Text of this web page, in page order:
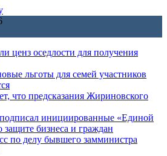
ценз оседлости для получения
льготы для семей участников
что предсказания Жириновского
инициированные «Единой
защите бизнеса и граждан
по делу бывшего замминистра